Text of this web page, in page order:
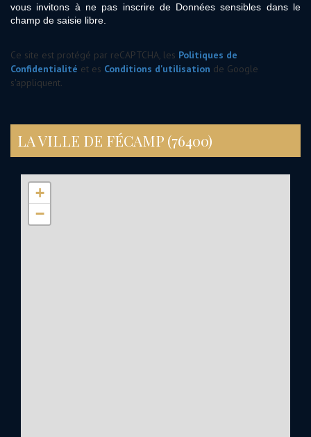
vous invitons à ne pas inscrire de Données sensibles dans le
champ de saisie libre.
Ce site est protégé par reCAPTCHA, les Politiques de
Confidentialité et es Conditions d'utilisation de Google
s'appliquent.
LA VILLE DE FÉCAMP (76400)
+
−